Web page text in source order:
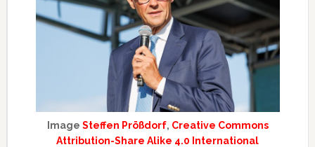
Image Steffen Prößdorf, Creative Commons
Attribution-Share Alike 4.0 International